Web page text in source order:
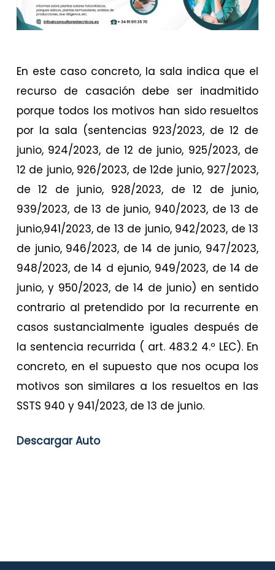
En este caso concreto, la sala indica que el
recurso de casación debe ser inadmitido
porque todos los motivos han sido resueltos
por la sala (sentencias 923/2023, de 12 de
junio, 924/2023, de 12 de junio, 925/2023, de
12 de junio, 926/2023, de 12de junio, 927/2023,
de 12 de junio, 928/2023, de 12 de junio,
939/2023, de 13 de junio, 940/2023, de 13 de
junio,941/2023, de 13 de junio, 942/2023, de 13
de junio, 946/2023, de 14 de junio, 947/2023,
948/2023, de 14 d ejunio, 949/2023, de 14 de
junio, y 950/2023, de 14 de junio) en sentido
contrario al pretendido por la recurrente en
casos sustancialmente iguales después de
la sentencia recurrida ( art. 483.2 4.º LEC). En
concreto, en el supuesto que nos ocupa los
motivos son similares a los resueltos en las
SSTS 940 y 941/2023, de 13 de junio.
Descargar Auto